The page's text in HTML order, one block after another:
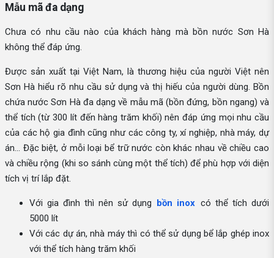
Mẫu mã đa dạng
Chưa có nhu cầu nào của khách hàng mà bồn nước Sơn Hà
không thể đáp ứng.
Được sản xuất tại Việt Nam, là thương hiệu của người Việt nên
Sơn Hà hiểu rõ nhu cầu sử dụng và thị hiếu của người dùng. Bồn
chứa nước Sơn Hà đa dạng về mẫu mã (bồn đứng, bồn ngang) và
thể tích (từ 300 lít đến hàng trăm khối) nên đáp ứng mọi nhu cầu
của các hộ gia đình cũng như các công ty, xí nghiệp, nhà máy, dự
án... Đặc biệt, ở mỗi loại bể trữ nước còn khác nhau về chiều cao
và chiều rộng (khi so sánh cùng một thể tích) để phù hợp với diện
tích vị trí lắp đặt.
Với gia đình thì nên sử dụng bồn inox có thể tích dưới
5000 lít
Với các dự án, nhà máy thì có thể sử dụng bể lắp ghép inox
với thể tích hàng trăm khối